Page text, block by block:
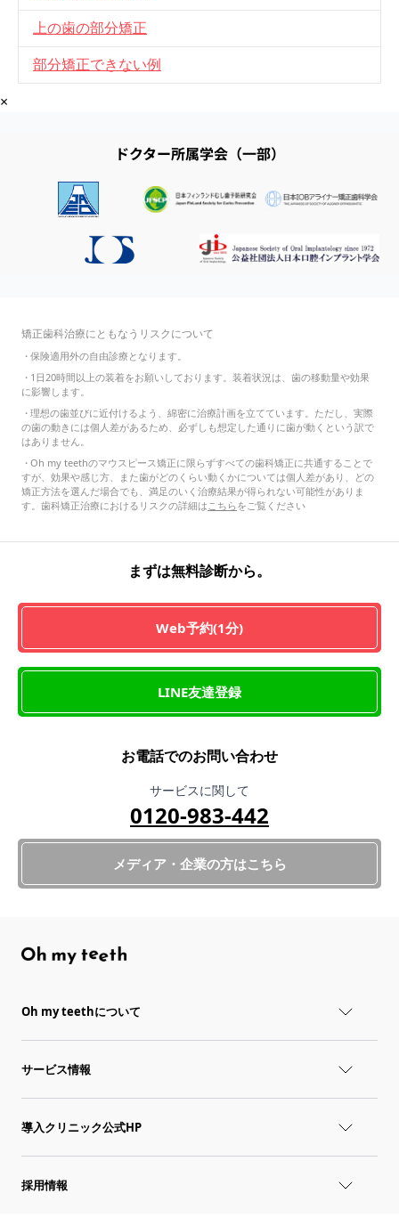
上の歯の部分矯正
部分矯正できない例
×
ドクター所属学会（一部）
矯正歯科治療にともなうリスクについて
・保険適用外の自由診療となります。
・ 1日20時間以上の装着をお願いしております。装着状況は、歯の移動量や効果
に影響します。
・理想の歯並びに近付けるよう、綿密に治療計画を立てています。ただし、実際
の歯の動きには個人差があるため、必ずしも想定した通りに歯が動くという訳で
はありません。
・Oh my teethのマウスピース矯正に限らずすべての歯科矯正に共通することで
すが、効果や感じ方、また歯がどのくらい動くかについては個人差があり、どの
矯正方法を選んだ場合でも、満足のいく治療結果が得られない可能性がありま
す。歯科矯正治療におけるリスクの詳細は こちらをご覧ください
まずは無料診断から。
Web予約(1分)
LINE友達登録
お電話でのお問い合わせ
サービスに関して
0120-983-442
メディア・企業の方はこちら
Oh my teethについて
サービス情報
導入クリニック公式HP
採用情報